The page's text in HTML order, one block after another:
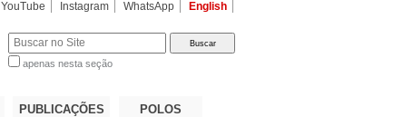
YouTube Instagram WhatsApp English
apenas nesta seção
PUBLICAÇÕES POLOS